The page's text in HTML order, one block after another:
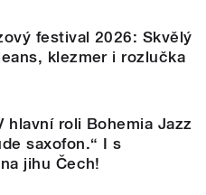
festival 2026: Skvělý
klezmer i rozlučka
hlavní roli Bohemia Jazz
saxofon.“ I s
jihu Čech!